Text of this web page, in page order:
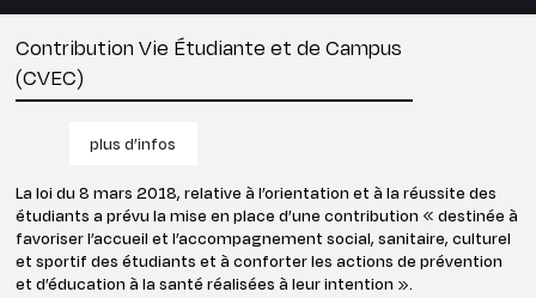
Contribution Vie Étudiante et de Campus
(CVEC)
plus d’infos
La loi du 8 mars 2018, relative à l’orientation et à la réussite des
étudiants a prévu la mise en place d’une contribution « destinée à
favoriser l’accueil et l’accompagnement social, sanitaire, culturel
et sportif des étudiants et à conforter les actions de prévention
et d’éducation à la santé réalisées à leur intention ».